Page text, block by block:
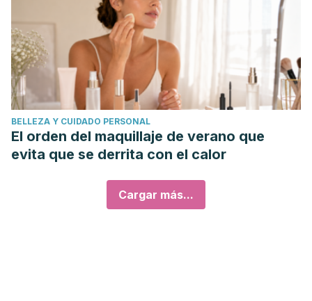
BELLEZA Y CUIDADO PERSONAL
El orden del maquillaje de verano que
evita que se derrita con el calor
Cargar más...